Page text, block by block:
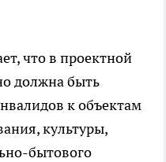
что в проектной
должна быть
к объектам
культуры,
бытового